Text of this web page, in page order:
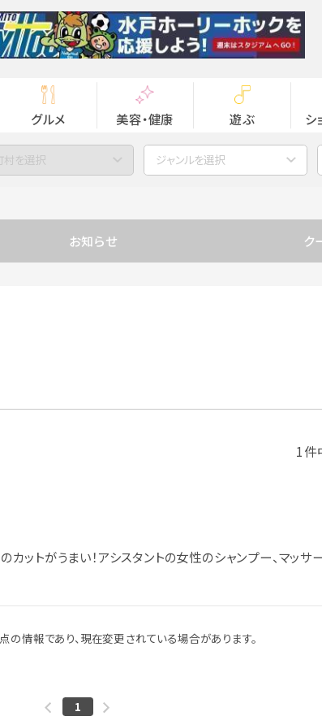
グルメ 美容・健康 遊ぶ シ
村を選択 ジャンルを選択
お知らせ ク
1件
カットがうまい！アシスタントの女性のシャンプー、マッ
情報であり、現在変更されている場合があります。
1